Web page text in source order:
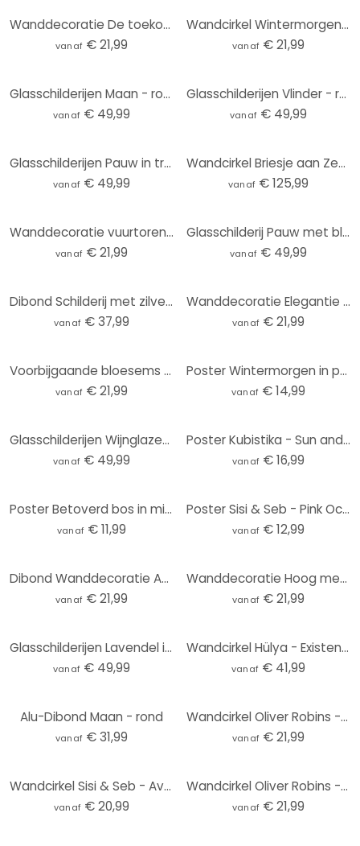
Wanddecoratie De toekomst is vrouwelijk - Grace Digital Art - Alu-Dibond Rond
vanaf € 21,99
Wandcirkel Wintermorgen in perzikkleur - Kubistika
vanaf € 21,99
Glasschilderijen Maan - rond
vanaf € 49,99
Glasschilderijen Vlinder - rond
vanaf € 49,99
Glasschilderijen Pauw in tropische tuin op mozaïek - Bloemdecor - Rond
vanaf € 49,99
Wandcirkel Briesje aan Zee (3-delig)
vanaf € 125,99
Wanddecoratie vuurtoren aan de kust van Sylt - Eisenmann - Alu-Dibond rond
vanaf € 21,99
Glasschilderij Pauw met bloemen - Haase
vanaf € 49,99
Dibond Schilderij met zilver effect Volle Maan
vanaf € 37,99
Wanddecoratie Elegantie van de Oceaan - Gouden stromen - Alpenglow Workshop - Alu-Dibond Rond
vanaf € 21,99
Voorbijgaande bloesems - Boomkind - Aluminium dibond rond
vanaf € 21,99
Poster Wintermorgen in perzikkleur - Kubistika
vanaf € 14,99
Glasschilderijen Wijnglazen - rond
vanaf € 49,99
Poster Kubistika - Sun and Moon
vanaf € 16,99
Poster Betoverd bos in middernachtblauw - DigitalArtsi - Rond
vanaf € 11,99
Poster Sisi & Seb - Pink Ocean
vanaf € 12,99
Dibond Wanddecoratie Abstract landschap met metallic kleuren - Alma
vanaf € 21,99
Wanddecoratie Hoog met de heteluchtballonnen - Goed Blauw - Alu-Dibond Rond
vanaf € 21,99
Glasschilderijen Lavendel in de Provence - rond
vanaf € 49,99
Wandcirkel Hülya - Existence
vanaf € 41,99
Alu-Dibond Maan - rond
vanaf € 31,99
Wandcirkel Oliver Robins - Ark van Noach
vanaf € 21,99
Wandcirkel Sisi & Seb - Avond aan Zee
vanaf € 20,99
Wandcirkel Oliver Robins - Schattige Bosdiertjes
vanaf € 21,99